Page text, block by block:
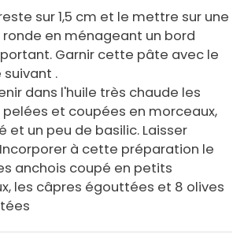
sur 1,5 cm et le mettre sur une
en ménageant un bord
Garnir cette pâte avec le
.
dans l'huile très chaude les
et coupées en morceaux,
et un peu de basilic. Laisser
à cette préparation le
anchois coupé en petits
les câpres égouttées et 8 olives